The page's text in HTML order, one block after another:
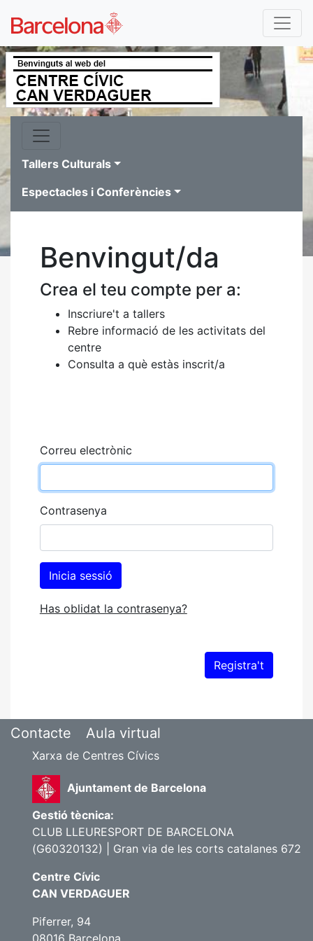
Tallers Culturals
Espectacles i Conferències
Benvingut/da
Crea el teu compte per a:
Inscriure't a tallers
Rebre informació de les activitats del
centre
Consulta a què estàs inscrit/a
Correu electrònic
Contrasenya
Has oblidat la contrasenya?
Contacte Aula virtual
Xarxa de Centres Cívics
Ajuntament de Barcelona
Gestió tècnica:
CLUB LLEURESPORT DE BARCELONA
(G60320132) | Gran via de les corts catalanes 672
Centre Cívic
CAN VERDAGUER
Piferrer, 94